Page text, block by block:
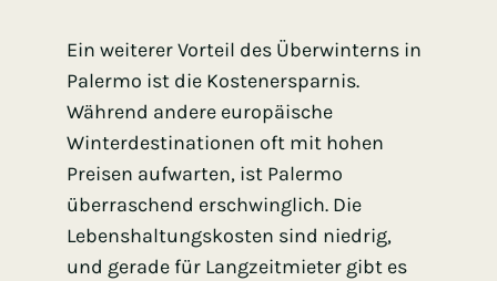
Ein weiterer Vorteil des Überwinterns in
Palermo ist die Kostenersparnis.
Während andere europäische
Winterdestinationen oft mit hohen
Preisen aufwarten, ist Palermo
überraschend erschwinglich. Die
Lebenshaltungskosten sind niedrig,
und gerade für Langzeitmieter gibt es